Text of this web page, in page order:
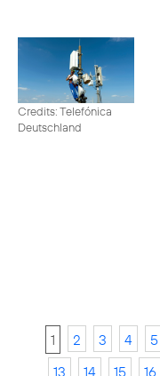
Credits: Telefónica
Deutschland
1 2 3 4 5
13
14 15 16